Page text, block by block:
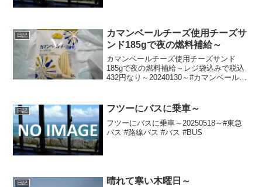
日記
カマンベールチーズ使用チーズサ
ンド185gで夜の燃料補給～
カマンベールチーズ使用チーズサンド
185gで夜の燃料補給～レジ袋込みで税込
432円なり～20240130～#カマンベールチ
日記 フツーにバスに乗車～
フツーにバスに乗車～20250518～#東急
バス #路線バス #バス #BUS
日記 晴れて寒い木曜日～